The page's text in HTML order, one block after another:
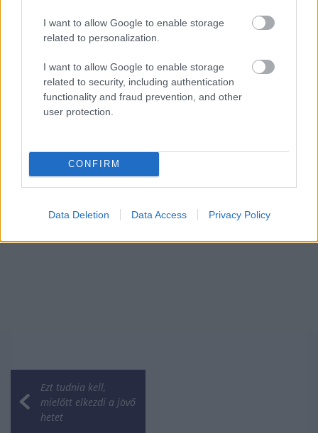
I want to allow Google to enable storage
related to personalization.
I want to allow Google to enable storage
related to security, including authentication
functionality and fraud prevention, and other
user protection.
CONFIRM
Data Deletion Data Access Privacy Policy
Mi lett Alain Delon vagyonával? Adóhatósági
csavar a sztoriban
HÍREK 2026. júl. 19.
Ezt tudnia kell,
mielőtt elkezdi a jövő
hetet